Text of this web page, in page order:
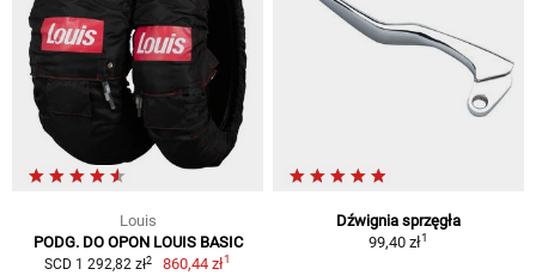
Louis
PODG. DO OPON LOUIS BASIC
SCD 1 292,82 zł2 860,44 zł1
Dźwignia sprzęgła
99,40 zł1